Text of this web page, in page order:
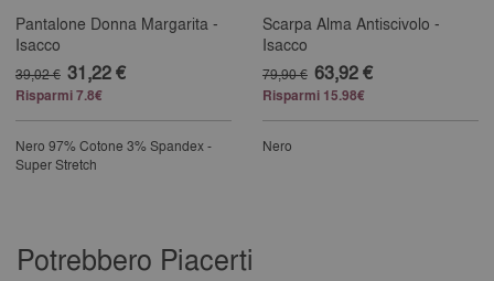
Pantalone Donna Margarita -
Isacco
39,02 € 31,22 €
Risparmi 7.8€
Nero 97% Cotone 3% Spandex -
Super Stretch
Scarpa Alma Antiscivolo -
Isacco
79,90 € 63,92 €
Risparmi 15.98€
Nero
Potrebbero Piacerti